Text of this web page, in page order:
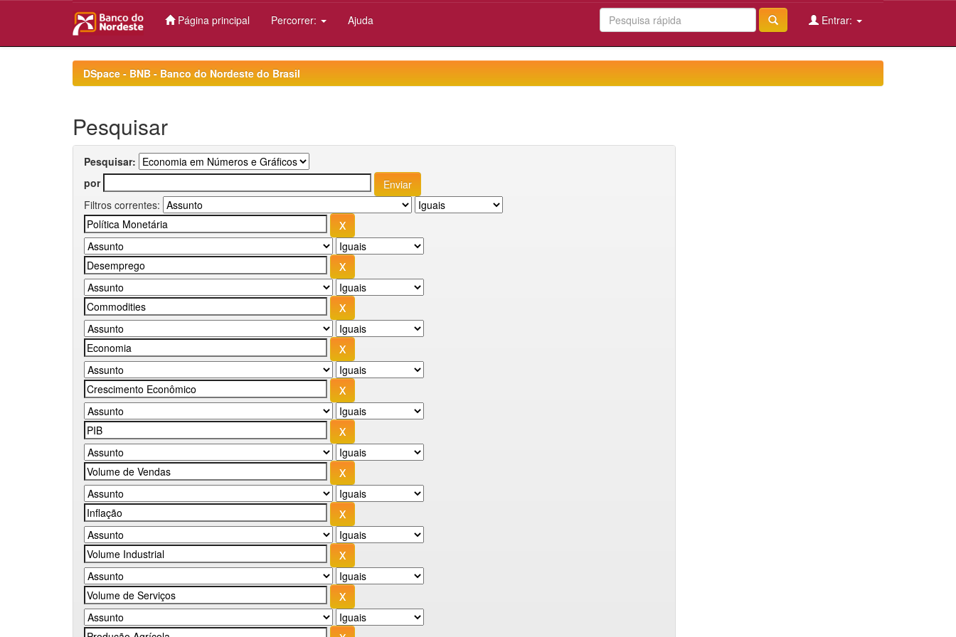
Página principal Percorrer: Ajuda Entrar:
DSpace - BNB - Banco do Nordeste do Brasil
Pesquisar
Pesquisar:
por
Filtros correntes: